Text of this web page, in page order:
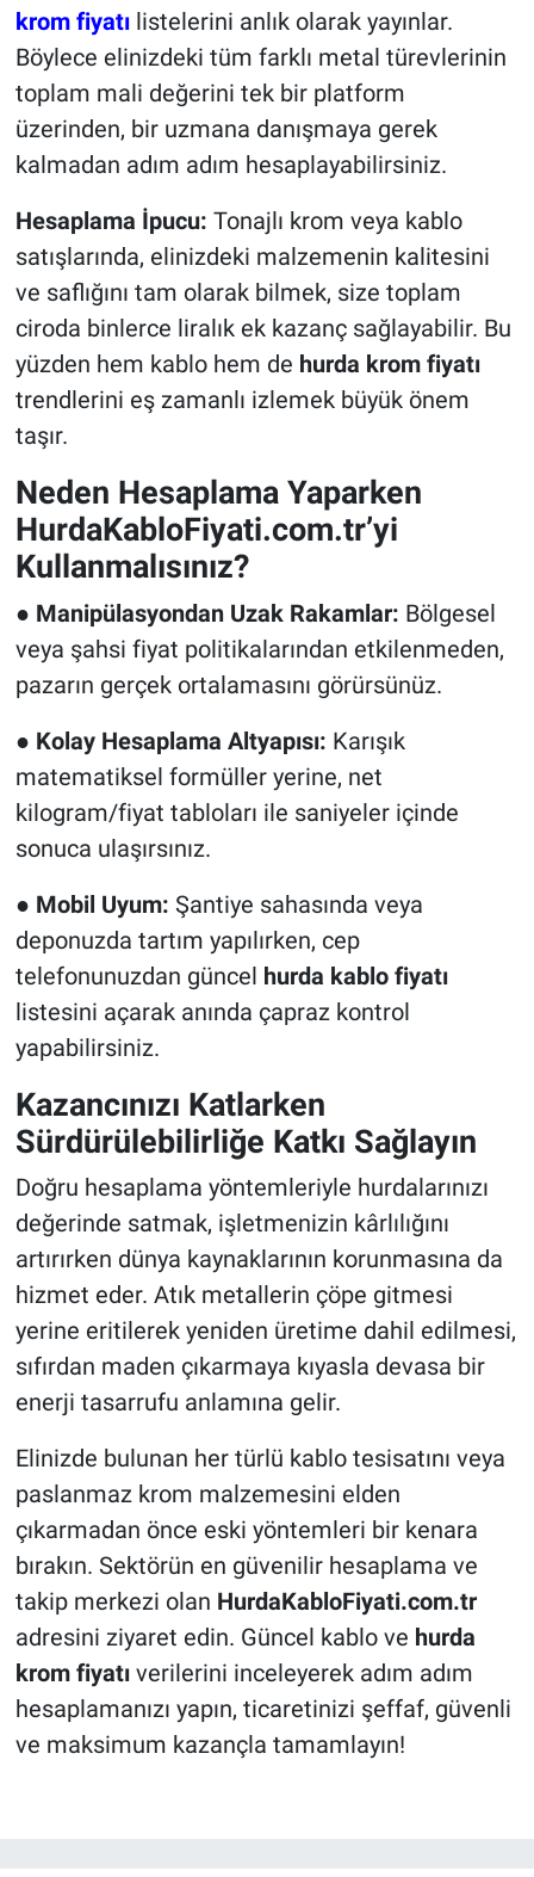
krom fiyatılistelerini anlık olarak yayınlar.
Böylece elinizdeki tüm farklı metal türevlerinin
toplam mali değerini tek bir platform
üzerinden, bir uzmana danışmaya gerek
kalmadan adım adım hesaplayabilirsiniz.
Hesaplama İpucu: Tonajlı krom veya kablo
satışlarında, elinizdeki malzemenin kalitesini
ve saflığını tam olarak bilmek, size toplam
ciroda binlerce liralık ek kazanç sağlayabilir. Bu
yüzden hem kablo hem de hurda krom fiyatı
trendlerini eş zamanlı izlemek büyük önem
taşır.
Neden Hesaplama Yaparken
HurdaKabloFiyati.com.tr’yi
Kullanmalısınız?
● Manipülasyondan Uzak Rakamlar: Bölgesel
veya şahsi fiyat politikalarından etkilenmeden,
pazarın gerçek ortalamasını görürsünüz.
● Kolay Hesaplama Altyapısı: Karışık
matematiksel formüller yerine, net
kilogram/fiyat tabloları ile saniyeler içinde
sonuca ulaşırsınız.
● Mobil Uyum: Şantiye sahasında veya
deponuzda tartım yapılırken, cep
telefonunuzdan güncel hurda kablo fiyatı
listesini açarak anında çapraz kontrol
yapabilirsiniz.
Kazancınızı Katlarken
Sürdürülebilirliğe Katkı Sağlayın
Doğru hesaplama yöntemleriyle hurdalarınızı
değerinde satmak, işletmenizin kârlılığını
artırırken dünya kaynaklarının korunmasına da
hizmet eder. Atık metallerin çöpe gitmesi
yerine eritilerek yeniden üretime dahil edilmesi,
sıfırdan maden çıkarmaya kıyasla devasa bir
enerji tasarrufu anlamına gelir.
Elinizde bulunan her türlü kablo tesisatını veya
paslanmaz krom malzemesini elden
çıkarmadan önce eski yöntemleri bir kenara
bırakın. Sektörün en güvenilir hesaplama ve
takip merkezi olan HurdaKabloFiyati.com.tr
adresini ziyaret edin. Güncel kablo ve hurda
krom fiyatıverilerini inceleyerek adım adım
hesaplamanızı yapın, ticaretinizi şeffaf, güvenli
ve maksimum kazançla tamamlayın!